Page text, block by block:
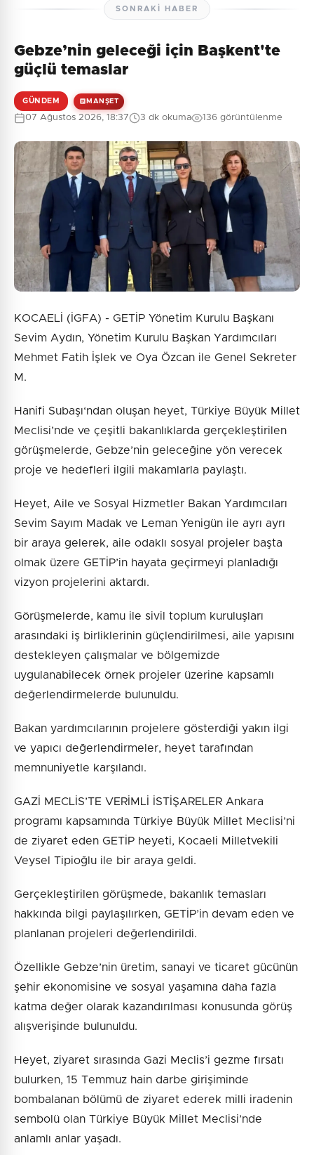
Güvenlik Sorusu:
8 + 7 = ?
Gönder
Henüz yorum yapılmamış. İlk yorumu siz yapın!
SONRAKI HABER
Gebze’nin geleceği için Başkent'te
güçlü temaslar
GÜNDEM MANŞET
07 Ağustos 2026, 18:37 3 dk okuma 136 görüntülenme
KOCAELİ (İGFA) - GETİP Yönetim Kurulu Başkanı
Sevim Aydın, Yönetim Kurulu Başkan Yardımcıları
Mehmet Fatih İşlek ve Oya Özcan ile Genel Sekreter
M.
Hanifi Subaşı‘ndan oluşan heyet, Türkiye Büyük Millet
Meclisi’nde ve çeşitli bakanlıklarda gerçekleştirilen
görüşmelerde, Gebze’nin geleceğine yön verecek
proje ve hedefleri ilgili makamlarla paylaştı.
Heyet, Aile ve Sosyal Hizmetler Bakan Yardımcıları
Sevim Sayım Madak ve Leman Yenigün ile ayrı ayrı
bir araya gelerek, aile odaklı sosyal projeler başta
olmak üzere GETİP’in hayata geçirmeyi planladığı
vizyon projelerini aktardı.
Görüşmelerde, kamu ile sivil toplum kuruluşları
arasındaki iş birliklerinin güçlendirilmesi, aile yapısını
destekleyen çalışmalar ve bölgemizde
uygulanabilecek örnek projeler üzerine kapsamlı
değerlendirmelerde bulunuldu.
Bakan yardımcılarının projelere gösterdiği yakın ilgi
ve yapıcı değerlendirmeler, heyet tarafından
memnuniyetle karşılandı.
GAZİ MECLİS’TE VERİMLİ İSTİŞARELER Ankara
programı kapsamında Türkiye Büyük Millet Meclisi’ni
de ziyaret eden GETİP heyeti, Kocaeli Milletvekili
Veysel Tipioğlu ile bir araya geldi.
Gerçekleştirilen görüşmede, bakanlık temasları
hakkında bilgi paylaşılırken, GETİP’in devam eden ve
planlanan projeleri değerlendirildi.
Özellikle Gebze’nin üretim, sanayi ve ticaret gücünün
şehir ekonomisine ve sosyal yaşamına daha fazla
katma değer olarak kazandırılması konusunda görüş
alışverişinde bulunuldu.
Heyet, ziyaret sırasında Gazi Meclis’i gezme fırsatı
bulurken, 15 Temmuz hain darbe girişiminde
bombalanan bölümü de ziyaret ederek milli iradenin
sembolü olan Türkiye Büyük Millet Meclisi’nde
anlamlı anlar yaşadı.